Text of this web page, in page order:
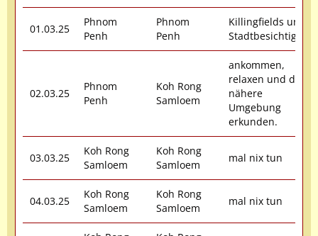
01.03.25
Phnom
Penh
Phnom
Penh
Killingfields und
Stadtbesichtigung
02.03.25
Phnom
Penh
Koh Rong
Samloem
ankommen,
relaxen und die
nähere
Umgebung
erkunden.
03.03.25
Koh Rong
Samloem
Koh Rong
Samloem
mal nix tun
04.03.25
Koh Rong
Samloem
Koh Rong
Samloem
mal nix tun